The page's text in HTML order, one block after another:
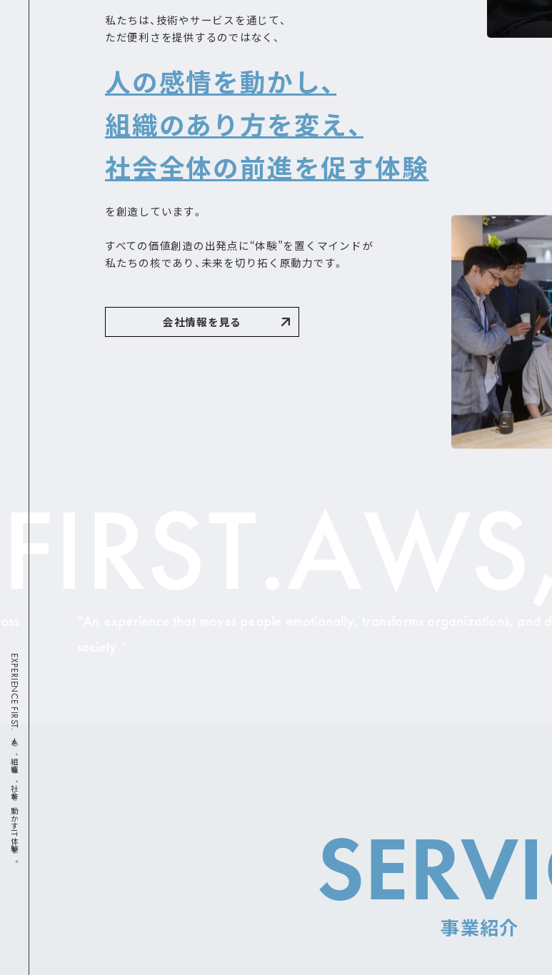
EXPERIENCE FIRST.
人を、組織を、社会を動かすIT体験を。
私たちは、技術やサービスを通じて、
ただ便利さを提供するのではなく、
人の感情を動かし、
組織のあり方を変え、
社会全体の前進を促す体験
を創造しています。
すべての価値創造の出発点に“体験”を置くマインドが
私たちの核であり、未来を切り拓く原動力です。
会社情報を見る
事業紹介